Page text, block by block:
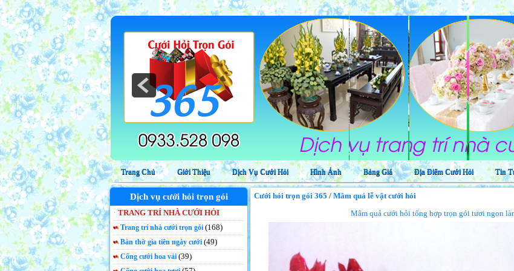
Dịch vụ trang trí nhà cưới hỏi trọn gói
Trang Chủ Giới Thiệu Dịch Vụ Cưới Hỏi Hình Ảnh Bảng Giá Địa Điểm Cưới Hỏi Tin
Dịch vụ cưới hỏi trọn gói
TRANG TRÍ NHÀ CƯỚI HỎI
Trang trí nhà cưới trọn gói (168)
Bàn thờ gia tiên ngày cưới (49)
Cổng cưới hoa vải (39)
Cưới hỏi trọn gói 365 / Mâm quả lễ vật cưới hỏi
Mâm quả cưới hỏi tổng hợp trọn gói tươi ngon